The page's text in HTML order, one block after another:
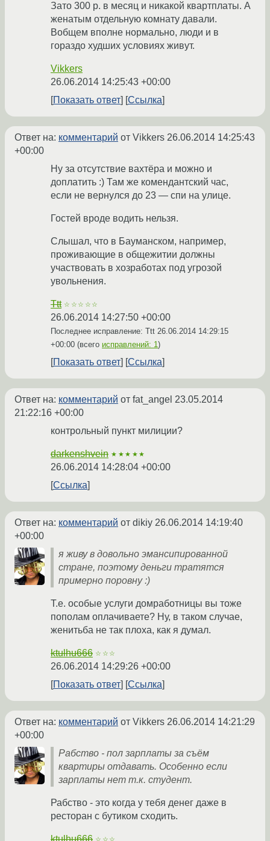
Зато 300 р. в месяц и никакой квартплаты. А
женатым отдельную комнату давали.
Вобщем вполне нормально, люди и в
гораздо худших условиях живут.
Vikkers
26.06.2014 14:25:43 +00:00
Показать ответ
Ссылка
Ответ на: комментарий от Vikkers 26.06.2014 14:25:43
+00:00
Ну за отсутствие вахтёра и можно и
доплатить :) Там же комендантский час,
если не вернулся до 23 — спи на улице.
Гостей вроде водить нельзя.
Слышал, что в Бауманском, например,
проживающие в общежитии должны
участвовать в хозработах под угрозой
увольнения.
Ttt ☆☆☆☆☆
26.06.2014 14:27:50 +00:00
Последнее исправление: Ttt 26.06.2014 14:29:15
+00:00 (всего исправлений: 1)
Показать ответ Ссылка
Ответ на: комментарий от fat_angel 23.05.2014
21:22:16 +00:00
контрольный пункт милиции?
darkenshvein ★★★★★
26.06.2014 14:28:04 +00:00
Ссылка
Ответ на: комментарий от dikiy 26.06.2014 14:19:40
+00:00
я живу в довольно эмансипированной
стране, поэтому деньги тратятся
примерно поровну :)
Т.е. особые услуги домработницы вы тоже
пополам оплачиваете? Ну, в таком случае,
женитьба не так плоха, как я думал.
ktulhu666 ☆☆☆
26.06.2014 14:29:26 +00:00
Показать ответ
Ссылка
Ответ на: комментарий от Vikkers 26.06.2014 14:21:29
+00:00
Рабство - пол зарплаты за съём
квартиры отдавать. Особенно если
зарплаты нет т.к. студент.
Рабство - это когда у тебя денег даже в
ресторан с бутиком сходить.